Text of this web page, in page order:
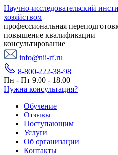
Научно-исследовательский
хозяйством
профессиональная
повышение квалификации
консультирование
info@nii-rf.ru
8-800-222-38-98
Пн - Пт 9.00 - 18.00
Нужна консультация?
Обучение
Отзывы
Поступающим
Услуги
Об организации
Контакты